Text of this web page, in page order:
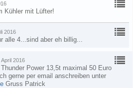
Kühler mit Lüfter!
2016
alle 4...sind aber eh billig...
April 2016
Power 13,5t maximal 50 Euro
gerne per email anschreiben unter
Gruss Patrick